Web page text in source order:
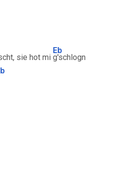
sie hot mi
Eb
g'schlogn